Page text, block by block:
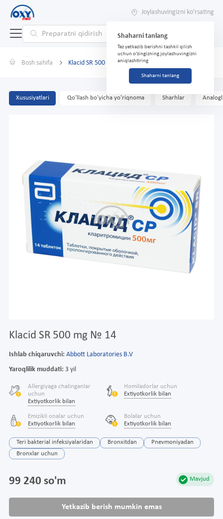
Joylashuvingizni ko'rsating
Shaharni tanlang
Tez yetkazib berishni tashkil qilish
uchun o'zingizning joylashuvingizni
aniqlashtiring
Shaharni tanlang
Bosh sahifa Klacid SR 500 mg № 14
Xususiyatlari Qo'llash bo'yicha yo'riqnoma Sharhlar
Klacid SR 500 mg № 14
Ishlab chiqaruvchi: Abbott Laboratories B.V
Yaroqlilik muddati: 3 yil
Allergiyaga chalinganlar
uchun
Extiyotkorlik bilan
Homiladorlar uchun
Extiyotkorlik bilan
Emizikli onalar uchun
Extiyotkorlik bilan
Bolalar uchun
Extiyotkorlik bilan
Teri bakterial infeksiyalaridan Bronxitdan
Pnevmoniyadan
Bronxlar uchun
Mavjud
99 240 so'm
Yetkazib berish mumkin emas